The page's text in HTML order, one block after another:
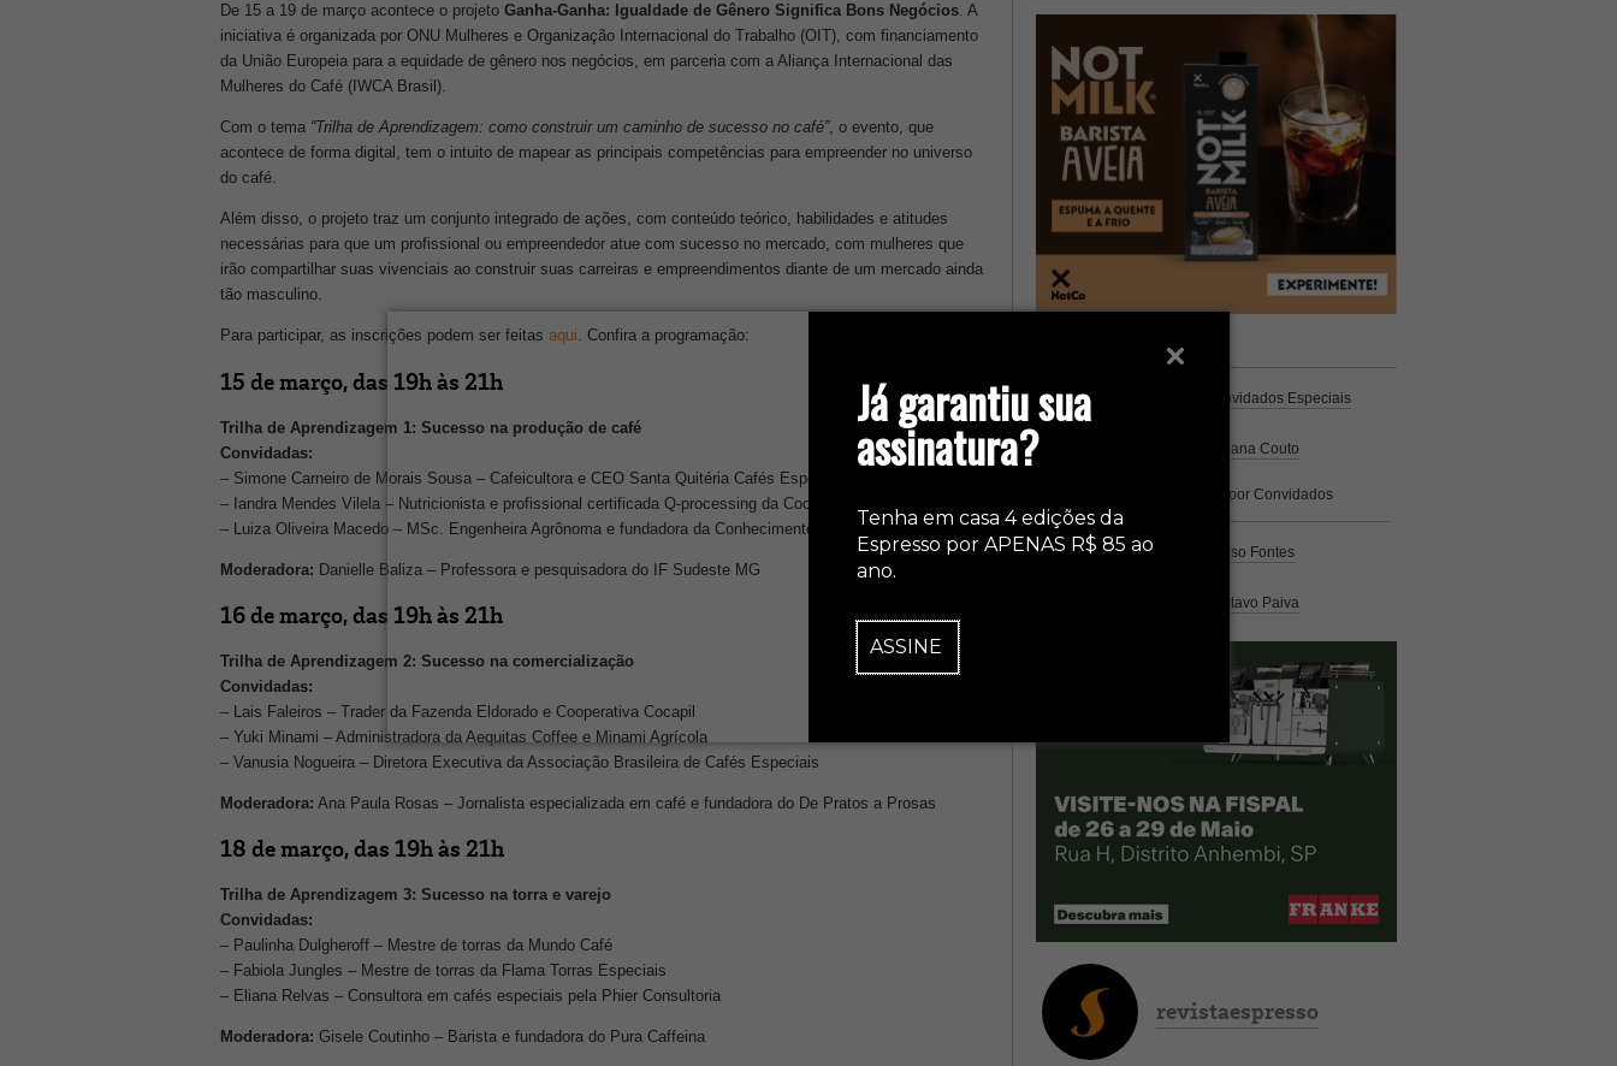
Já garantiu sua
assinatura?
Tenha em casa 4 edições da
Espresso por APENAS R$ 85 ao
ano.
ASSINE
De 15 a 19 de março acontece o projeto Ganha-Ganha: Igualdade de Gênero Significa Bons Negócios. A
iniciativa é organizada por ONU Mulheres e Organização Internacional do Trabalho (OIT), com financiamento
da União Europeia para a equidade de gênero nos negócios, em parceria com a Aliança Internacional das
Mulheres do Café (IWCA Brasil).
Com o tema “Trilha de Aprendizagem: como construir um caminho de sucesso no café”, o evento, que
acontece de forma digital, tem o intuito de mapear as principais competências para empreender no universo
do café.
Além disso, o projeto traz um conjunto integrado de ações, com conteúdo teórico, habilidades e atitudes
necessárias para que um profissional ou empreendedor atue com sucesso no mercado, com mulheres que
irão compartilhar suas vivenciais ao construir suas carreiras e empreendimentos diante de um mercado ainda
tão masculino.
Para participar, as inscrições podem ser feitas aqui. Confira a programação:
15 de março, das 19h às 21h
Trilha de Aprendizagem 1: Sucesso na produção de café
Convidadas:
– Simone Carneiro de Morais Sousa – Cafeicultora e CEO Santa Quitéria Cafés Especiais
– Iandra Mendes Vilela – Nutricionista e profissional certificada Q-processing da Cocatrel Direct Trade
– Luiza Oliveira Macedo – MSc. Engenheira Agrônoma e fundadora da Conhecimento Agro
Moderadora: Danielle Baliza – Professora e pesquisadora do IF Sudeste MG
16 de março, das 19h às 21h
Trilha de Aprendizagem 2: Sucesso na comercialização
Convidadas:
– Lais Faleiros – Trader da Fazenda Eldorado e Cooperativa Cocapil
– Yuki Minami – Administradora da Aequitas Coffee e Minami Agrícola
– Vanusia Nogueira – Diretora Executiva da Associação Brasileira de Cafés Especiais
Moderadora: Ana Paula Rosas – Jornalista especializada em café e fundadora do De Pratos a Prosas
18 de março, das 19h às 21h
Trilha de Aprendizagem 3: Sucesso na torra e varejo
Convidadas:
– Paulinha Dulgheroff – Mestre de torras da Mundo Café
– Fabiola Jungles – Mestre de torras da Flama Torras Especiais
– Eliana Relvas – Consultora em cafés especiais pela Phier Consultoria
Moderadora: Gisele Coutinho – Barista e fundadora do Pura Caffeina
Espresso
Coluna Café por Convidados Especiais
por Cristiana Couto
por Convidados
Especiais
Análisepor Caio Alonso Fontes
por Gustavo Paiva
revistaespresso